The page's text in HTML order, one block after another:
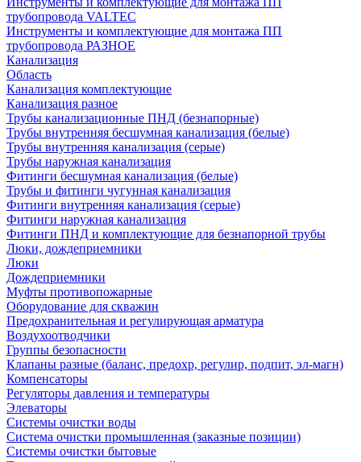
трубопровода VALTEC
Инструменты и комплектующие для монтажа ПП
трубопровода РАЗНОЕ
Канализация
Область
Канализация комплектующие
Канализация разное
Трубы канализационные ПНД (безнапорные)
Трубы внутренняя бесшумная канализация (белые)
Трубы внутренняя канализация (серые)
Трубы наружная канализация
Фитинги бесшумная канализация (белые)
Трубы и фитинги чугунная канализация
Фитинги внутренняя канализация (серые)
Фитинги наружная канализация
Фитинги ПНД и комплектующие для безнапорной трубы
Люки, дождеприемники
Люки
Дождеприемники
Муфты противопожарные
Оборудование для скважин
Предохранительная и регулирующая арматура
Воздухоотводчики
Группы безопасности
Клапаны разные (баланс, предохр, регулир, подпит, эл-магн)
Компенсаторы
Регуляторы давления и температуры
Элеваторы
Системы очистки воды
Система очистки промышленная (заказные позиции)
Системы очистки бытовые